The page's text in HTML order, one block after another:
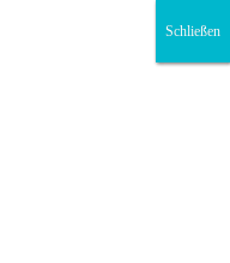
Schließen
Schließen
Schließen